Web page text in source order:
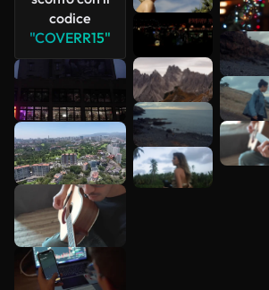
codice
"COVERR15"